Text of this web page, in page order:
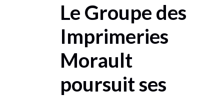
Le Groupe des
Imprimeries
Morault
poursuit ses